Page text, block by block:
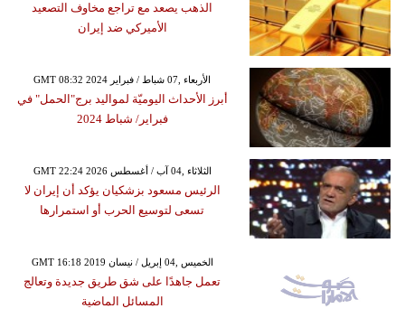
الذهب يصعد مع تراجع مخاوف التصعيد
الأميركي ضد إيران
GMT 08:32 2024 الأربعاء ,07 شباط / فبراير
أبرز الأحداث اليوميّة لمواليد برج"الحمل" في
فبراير/ شباط 2024
GMT 22:24 2026 الثلاثاء ,04 آب / أغسطس
الرئيس مسعود بزشكيان يؤكد أن إيران لا
تسعى لتوسيع الحرب أو استمرارها
GMT 16:18 2019 الخميس ,04 إبريل / نيسان
تعمل جاهدًا على شق طريق جديدة وتعالج
المسائل الماضية